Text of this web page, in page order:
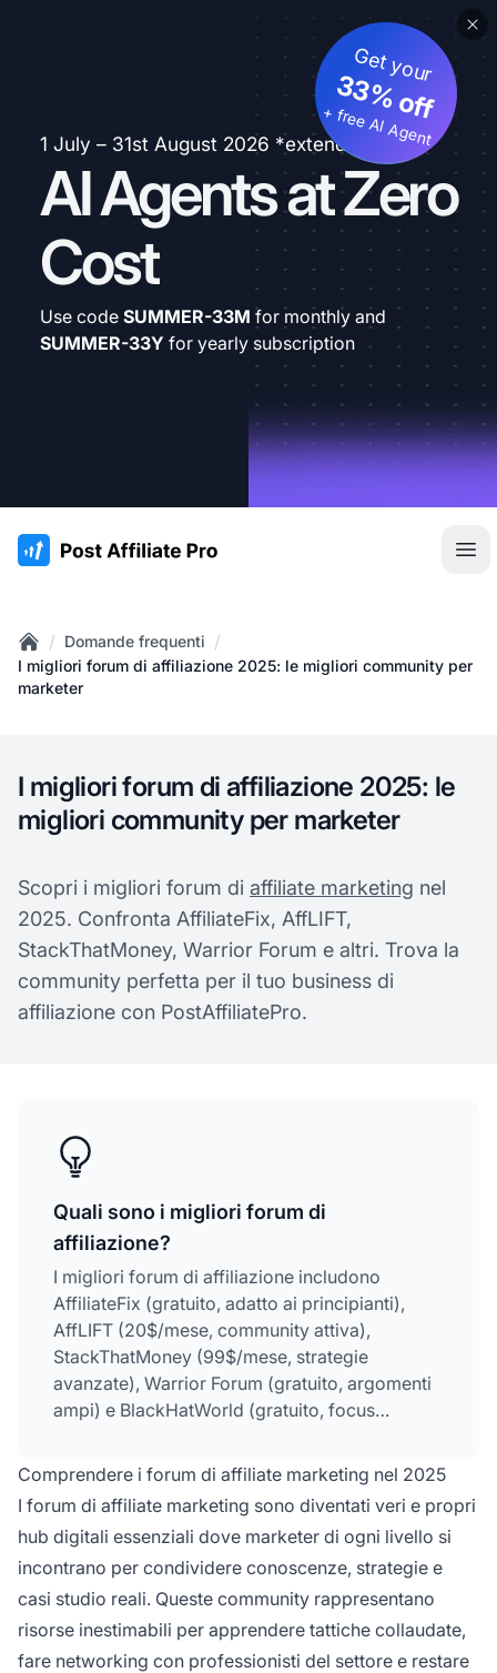
1 July – 31st August 2026 *extended
AI Agents at Zero
Cost
Get your
33% off
+ free AI Agent
Use code SUMMER-33M for monthly and
SUMMER-33Y for yearly subscription
:site.title
Home
/ Domande frequenti /
I migliori forum di affiliazione 2025: le migliori community per
marketer
I migliori forum di affiliazione 2025: le
migliori community per marketer
Scopri i migliori forum di affiliate marketing nel
2025. Confronta AffiliateFix, AffLIFT,
StackThatMoney, Warrior Forum e altri. Trova la
community perfetta per il tuo business di
affiliazione con PostAffiliatePro.
Quali sono i migliori forum di
affiliazione?
I migliori forum di affiliazione includono
AffiliateFix (gratuito, adatto ai principianti),
AffLIFT (20$/mese, community attiva),
StackThatMoney (99$/mese, strategie
avanzate), Warrior Forum (gratuito, argomenti
ampi) e BlackHatWorld (gratuito, focus
seconda del tuo livello di esperienza e delle tue
esigenze specifiche nell'affiliate marketing.
Comprendere i forum di affiliate marketing nel 2025
I forum di affiliate marketing sono diventati veri e propri
hub digitali essenziali dove marketer di ogni livello si
incontrano per condividere conoscenze, strategie e
casi studio reali. Queste community rappresentano
risorse inestimabili per apprendere tattiche collaudate,
fare networking con professionisti del settore e restare